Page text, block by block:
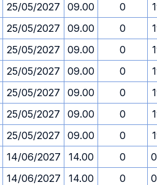
25/05/2027 09.00 0
25/05/2027 09.00 0
25/05/2027 09.00 0
25/05/2027 09.00 0
25/05/2027 09.00 0
25/05/2027 09.00 0
25/05/2027 09.00 0
14/06/2027 14.00 0
14/06/2027 14.00 0